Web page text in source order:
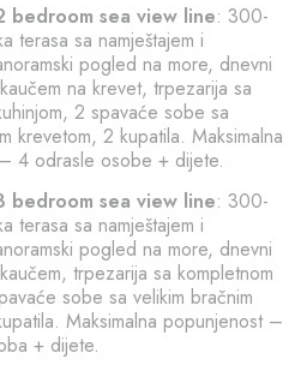
bedroom sea view line: 300-
terasa sa namještajem i
pogled na more, dnevni
na krevet, trpezarija sa
2 spavaće sobe sa
krevetom, 2 kupatila. Maksimalna
4 odrasle osobe + dijete.
bedroom sea view line: 300-
terasa sa namještajem i
pogled na more, dnevni
trpezarija sa kompletnom
sobe sa velikim bračnim
Maksimalna popunjenost –
+ dijete.